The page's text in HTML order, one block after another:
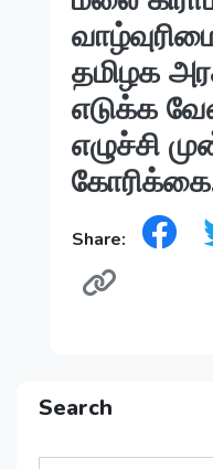
தமிழக
எடுக்க
எழுச்சி
Share:
Search